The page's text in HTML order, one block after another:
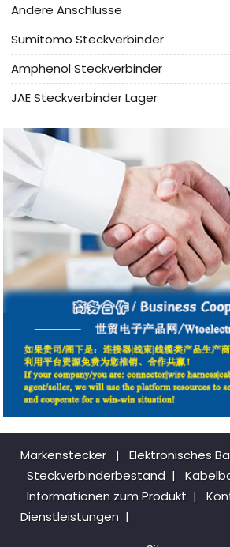
Andere Anschlüsse
Sumitomo Steckverbinder
Amphenol Steckverbinder
JAE Steckverbinder Lager
Markenstecker | Elektronisches
Steckverbinderbestand |
Informationen zum Produkt |
Dienstleistungen |